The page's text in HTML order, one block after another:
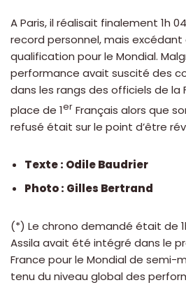
A Paris, il réalisait finalement 1h
record personnel, mais
qualification pour le Mondial.
performance avait suscité des
dans les rangs des officiels de la
place de 1er Français alors que
refusé était sur le point d’être
Texte : Odile Baudrier
Photo : Gilles Bertrand
(*) Le chrono demandé était de
Assila avait été intégré dans le
France pour le Mondial de semi-
tenu du niveau global des